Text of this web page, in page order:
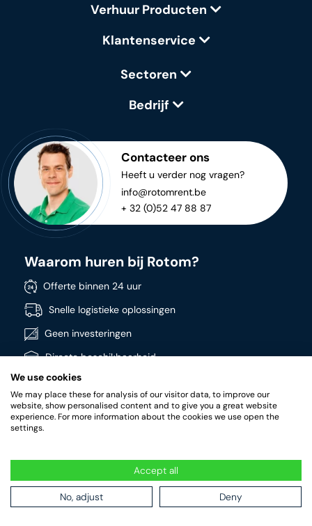
Verhuur Producten
Klantenservice
Sectoren
Bedrijf
Contacteer ons
Heeft u verder nog vragen?
info@rotomrent.be
+ 32 (0)52 47 88 87
Waarom huren bij Rotom?
Offerte binnen 24 uur
Snelle logistieke oplossingen
Geen investeringen
Directe beschikbaarheid
Breed assortiment
Kwalitatieve producten
RotomRent Copyright 2022. |Privacy beleid
We use cookies
We may place these for analysis of our visitor data, to improve our
website, show personalised content and to give you a great website
experience. For more information about the cookies we use open the
settings.
Accept all
No, adjust Deny